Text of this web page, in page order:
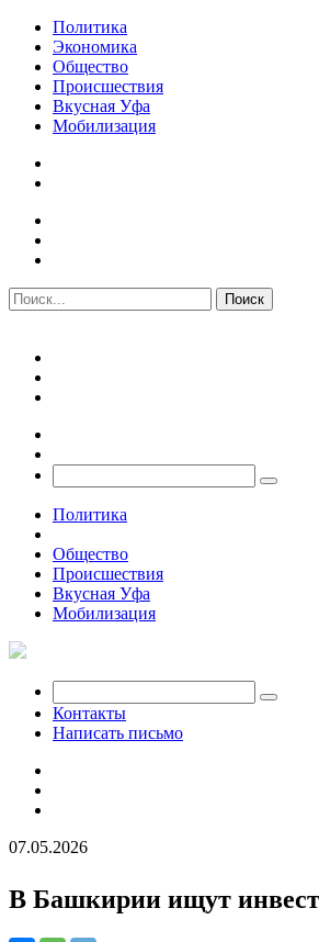
Политика
Экономика
Общество
Происшествия
Вкусная Уфа
Мобилизация
Политика
Общество
Происшествия
Вкусная Уфа
Мобилизация
Контакты
Написать письмо
07.05.2026
В Башкирии ищут